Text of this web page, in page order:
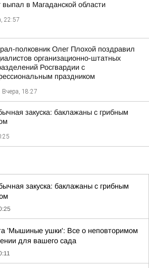
выпал в Магаданской области
22:57
полковник Олег Плохой поздравил
организационно-штатных
Росгвардии с
праздником
Вчера, 18:27
закуска: баклажаны с грибным
закуска: баклажаны с грибным
'Мышиные ушки': Все о неповторимом
для вашего сада